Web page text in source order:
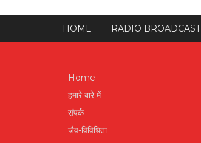
HOME RADIO BROADCAST
Home
हमारे बारे में
संपर्क
जैव-विविधिता